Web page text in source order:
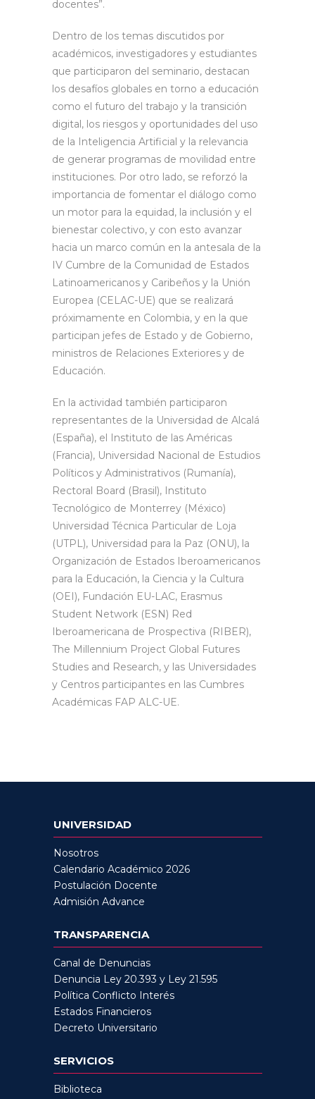
docentes”.
Dentro de los temas discutidos por
académicos, investigadores y estudiantes
que participaron del seminario, destacan
los desafíos globales en torno a educación
como el futuro del trabajo y la transición
digital, los riesgos y oportunidades del uso
de la Inteligencia Artificial y la relevancia
de generar programas de movilidad entre
instituciones. Por otro lado, se reforzó la
importancia de fomentar el diálogo como
un motor para la equidad, la inclusión y el
bienestar colectivo, y con esto avanzar
hacia un marco común en la antesala de la
IV Cumbre de la Comunidad de Estados
Latinoamericanos y Caribeños y la Unión
Europea (CELAC-UE) que se realizará
próximamente en Colombia, y en la que
participan jefes de Estado y de Gobierno,
ministros de Relaciones Exteriores y de
Educación.
En la actividad también participaron
representantes de la Universidad de Alcalá
(España), el Instituto de las Américas
(Francia), Universidad Nacional de Estudios
Políticos y Administrativos (Rumanía),
Rectoral Board (Brasil), Instituto
Tecnológico de Monterrey (México)
Universidad Técnica Particular de Loja
(UTPL), Universidad para la Paz (ONU), la
Organización de Estados Iberoamericanos
para la Educación, la Ciencia y la Cultura
(OEI), Fundación EU-LAC, Erasmus
Student Network (ESN) Red
Iberoamericana de Prospectiva (RIBER),
The Millennium Project Global Futures
Studies and Research, y las Universidades
y Centros participantes en las Cumbres
Académicas FAP ALC-UE.
UNIVERSIDAD
Nosotros
Calendario Académico 2026
Postulación Docente
Admisión Advance
TRANSPARENCIA
Canal de Denuncias
Denuncia Ley 20.393 y Ley 21.595
Política Conflicto Interés
Estados Financieros
Decreto Universitario
SERVICIOS
Biblioteca